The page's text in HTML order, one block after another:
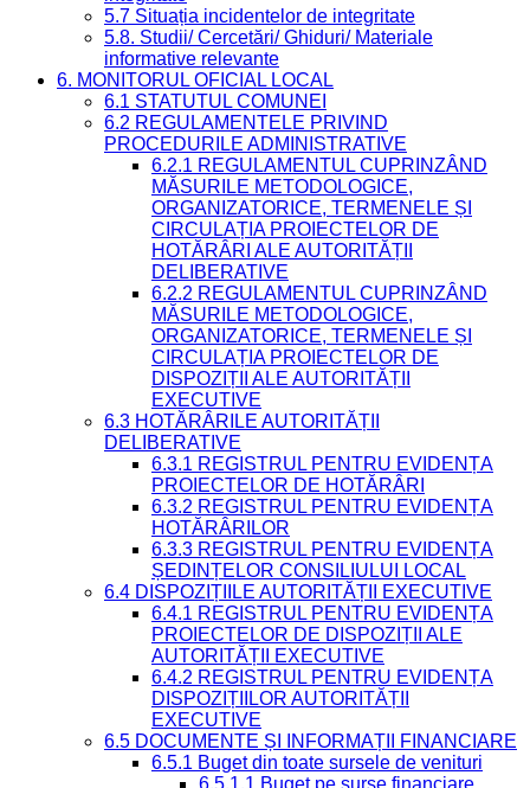
5.7 Situația incidentelor de integritate
5.8. Studii/ Cercetări/ Ghiduri/ Materiale
informative relevante
6. MONITORUL OFICIAL LOCAL
6.1 STATUTUL COMUNEI
6.2 REGULAMENTELE PRIVIND
PROCEDURILE ADMINISTRATIVE
6.2.1 REGULAMENTUL CUPRINZÂND
MĂSURILE METODOLOGICE,
ORGANIZATORICE, TERMENELE ȘI
CIRCULAȚIA PROIECTELOR DE
HOTĂRÂRI ALE AUTORITĂȚII
DELIBERATIVE
6.2.2 REGULAMENTUL CUPRINZÂND
MĂSURILE METODOLOGICE,
ORGANIZATORICE, TERMENELE ȘI
CIRCULAȚIA PROIECTELOR DE
DISPOZIȚII ALE AUTORITĂȚII
EXECUTIVE
6.3 HOTĂRÂRILE AUTORITĂȚII
DELIBERATIVE
6.3.1 REGISTRUL PENTRU EVIDENȚA
PROIECTELOR DE HOTĂRÂRI
6.3.2 REGISTRUL PENTRU EVIDENȚA
HOTĂRÂRILOR
6.3.3 REGISTRUL PENTRU EVIDENȚA
ȘEDINȚELOR CONSILIULUI LOCAL
6.4 DISPOZIȚIILE AUTORITĂȚII EXECUTIVE
6.4.1 REGISTRUL PENTRU EVIDENȚA
PROIECTELOR DE DISPOZIȚII ALE
AUTORITĂȚII EXECUTIVE
6.4.2 REGISTRUL PENTRU EVIDENȚA
DISPOZIȚIILOR AUTORITĂȚII
EXECUTIVE
6.5 DOCUMENTE ȘI INFORMAȚII FINANCIARE
6.5.1 Buget din toate sursele de venituri
6.5.1.1 Buget pe surse financiare